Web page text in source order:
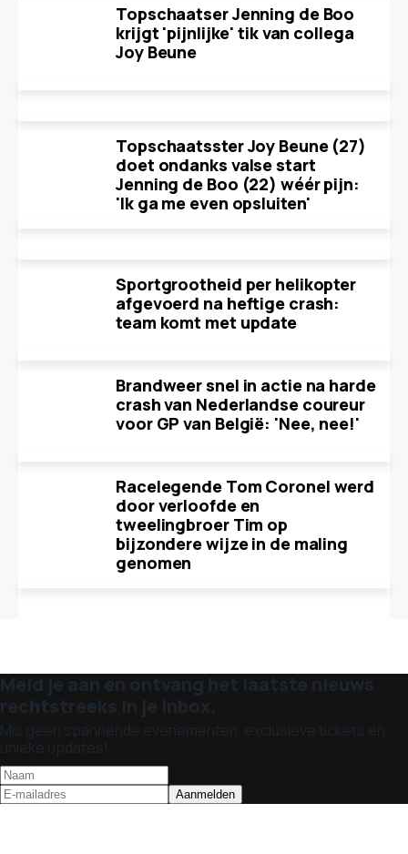
Topschaatser Jenning de Boo
krijgt 'pijnlijke' tik van collega
Joy Beune
Topschaatsster Joy Beune (27)
doet ondanks valse start
Jenning de Boo (22) wéér pijn:
'Ik ga me even opsluiten'
Sportgrootheid per helikopter
afgevoerd na heftige crash:
team komt met update
Brandweer snel in actie na harde
crash van Nederlandse coureur
voor GP van België: 'Nee, nee!'
Racelegende Tom Coronel werd
door verloofde en
tweelingbroer Tim op
bijzondere wijze in de maling
genomen
Meld je aan en ontvang het laatste nieuws
rechtstreeks in je inbox.
Mis geen spannende evenementen, exclusieve tickets en
unieke updates!